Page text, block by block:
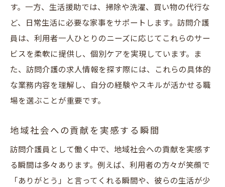
す。一方、生活援助では、掃除や洗濯、買い物の代行な
ど、日常生活に必要な家事をサポートします。訪問介護
員は、利用者一人ひとりのニーズに応じてこれらのサー
ビスを柔軟に提供し、個別ケアを実現しています。ま
た、訪問介護の求人情報を探す際には、これらの具体的
な業務内容を理解し、自分の経験やスキルが活かせる職
場を選ぶことが重要です。
地域社会への貢献を実感する瞬間
訪問介護員として働く中で、地域社会への貢献を実感す
る瞬間は多々あります。例えば、利用者の方々が笑顔で
「ありがとう」と言ってくれる瞬間や、彼らの生活が少